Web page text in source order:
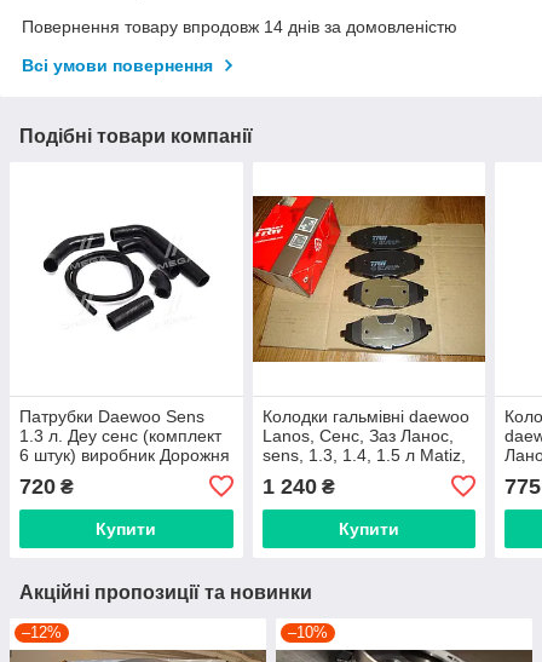
Повернення товару впродовж 14 днів за домовленістю
Всі умови повернення
Подібні товари компанії
Патрубки Daewoo Sens
1.3 л. Деу сенс (комплект
6 штук) виробник Дорожня
720 ₴
Купити
Колодки гальмівні daewoo
Lanos, Сенс, Заз Ланос,
sens, 1.3, 1.4, 1.5 л Matiz,
Chery QQ 0.8, 1,0 передні
(виробник TRW)
1 240₴
Купити
775
Акційні пропозиції та новинки
–12% –10%